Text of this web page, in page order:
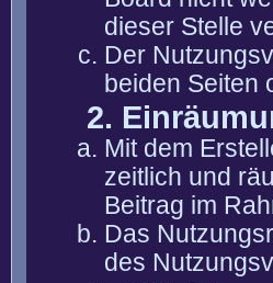
dieser Stelle
Der
beiden Seiten
2.
Mit dem
zeitlich und
Beitrag im
Das
des